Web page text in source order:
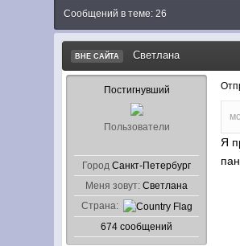
Сообщений в теме: 26
ВНЕ САЙТА Светлана
Постигнувший
Пользователи
Город Санкт-Петербург
Меня зовут: Светлана
Страна:
674 сообщений
Я